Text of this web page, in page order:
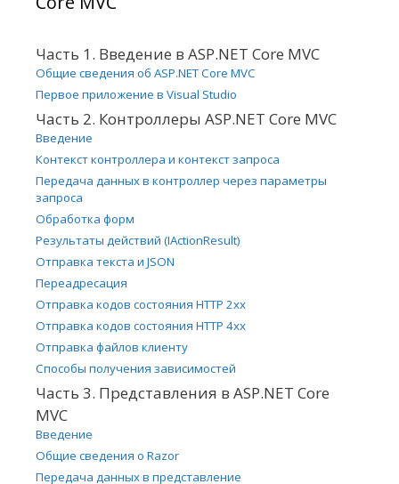
Часть 1. Введение в ASP.NET Core MVC
Общие сведения об ASP.NET Core MVC
Первое приложение в Visual Studio
Часть 2. Контроллеры ASP.NET Core MVC
Введение
Контекст контроллера и контекст запроса
Передача данных в контроллер через параметры
запроса
Обработка форм
Результаты действий (IActionResult)
Отправка текста и JSON
Переадресация
Отправка кодов состояния HTTP 2xx
Отправка кодов состояния HTTP 4xx
Отправка файлов клиенту
Способы получения зависимостей
Часть 3. Представления в ASP.NET Core
MVC
Введение
Общие сведения о Razor
Передача данных в представление